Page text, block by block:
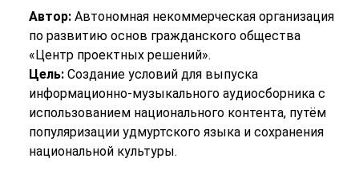
Автор: Автономная некоммерческая организация
по развитию основ гражданского общества
«Центр проектных решений».
Цель:Создание условий для выпуска
информационно-музыкального аудиосборника с
использованием национального контента, путём
популяризации удмуртского языка и сохранения
национальной культуры.